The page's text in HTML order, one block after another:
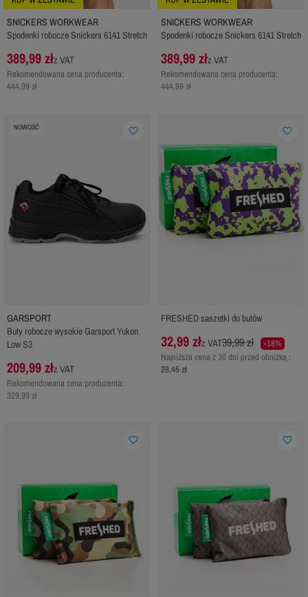
SNICKERS WORKWEAR
Spodenki robocze Snickers 6141 Stretch
389,99 złz VAT
Rekomendowana cena producenta:
444,99 zł
SNICKERS WORKWEAR
Spodenki robocze Snickers 6141 Stretch
389,99 złz VAT
Rekomendowana cena producenta:
444,99 zł
NOWOŚĆ
GARSPORT
Buty robocze wysokie Garsport Yukon
Low S3
209,99 złz VAT
Rekomendowana cena producenta:
329,99 zł
favorite_border
FRESHED saszetki do butów
32,99 złz VAT39,99 zł
-18%
Najniższa cena z 30 dni przed obniżką :
28,45 zł
favorite_border
favorite_border favorite_border